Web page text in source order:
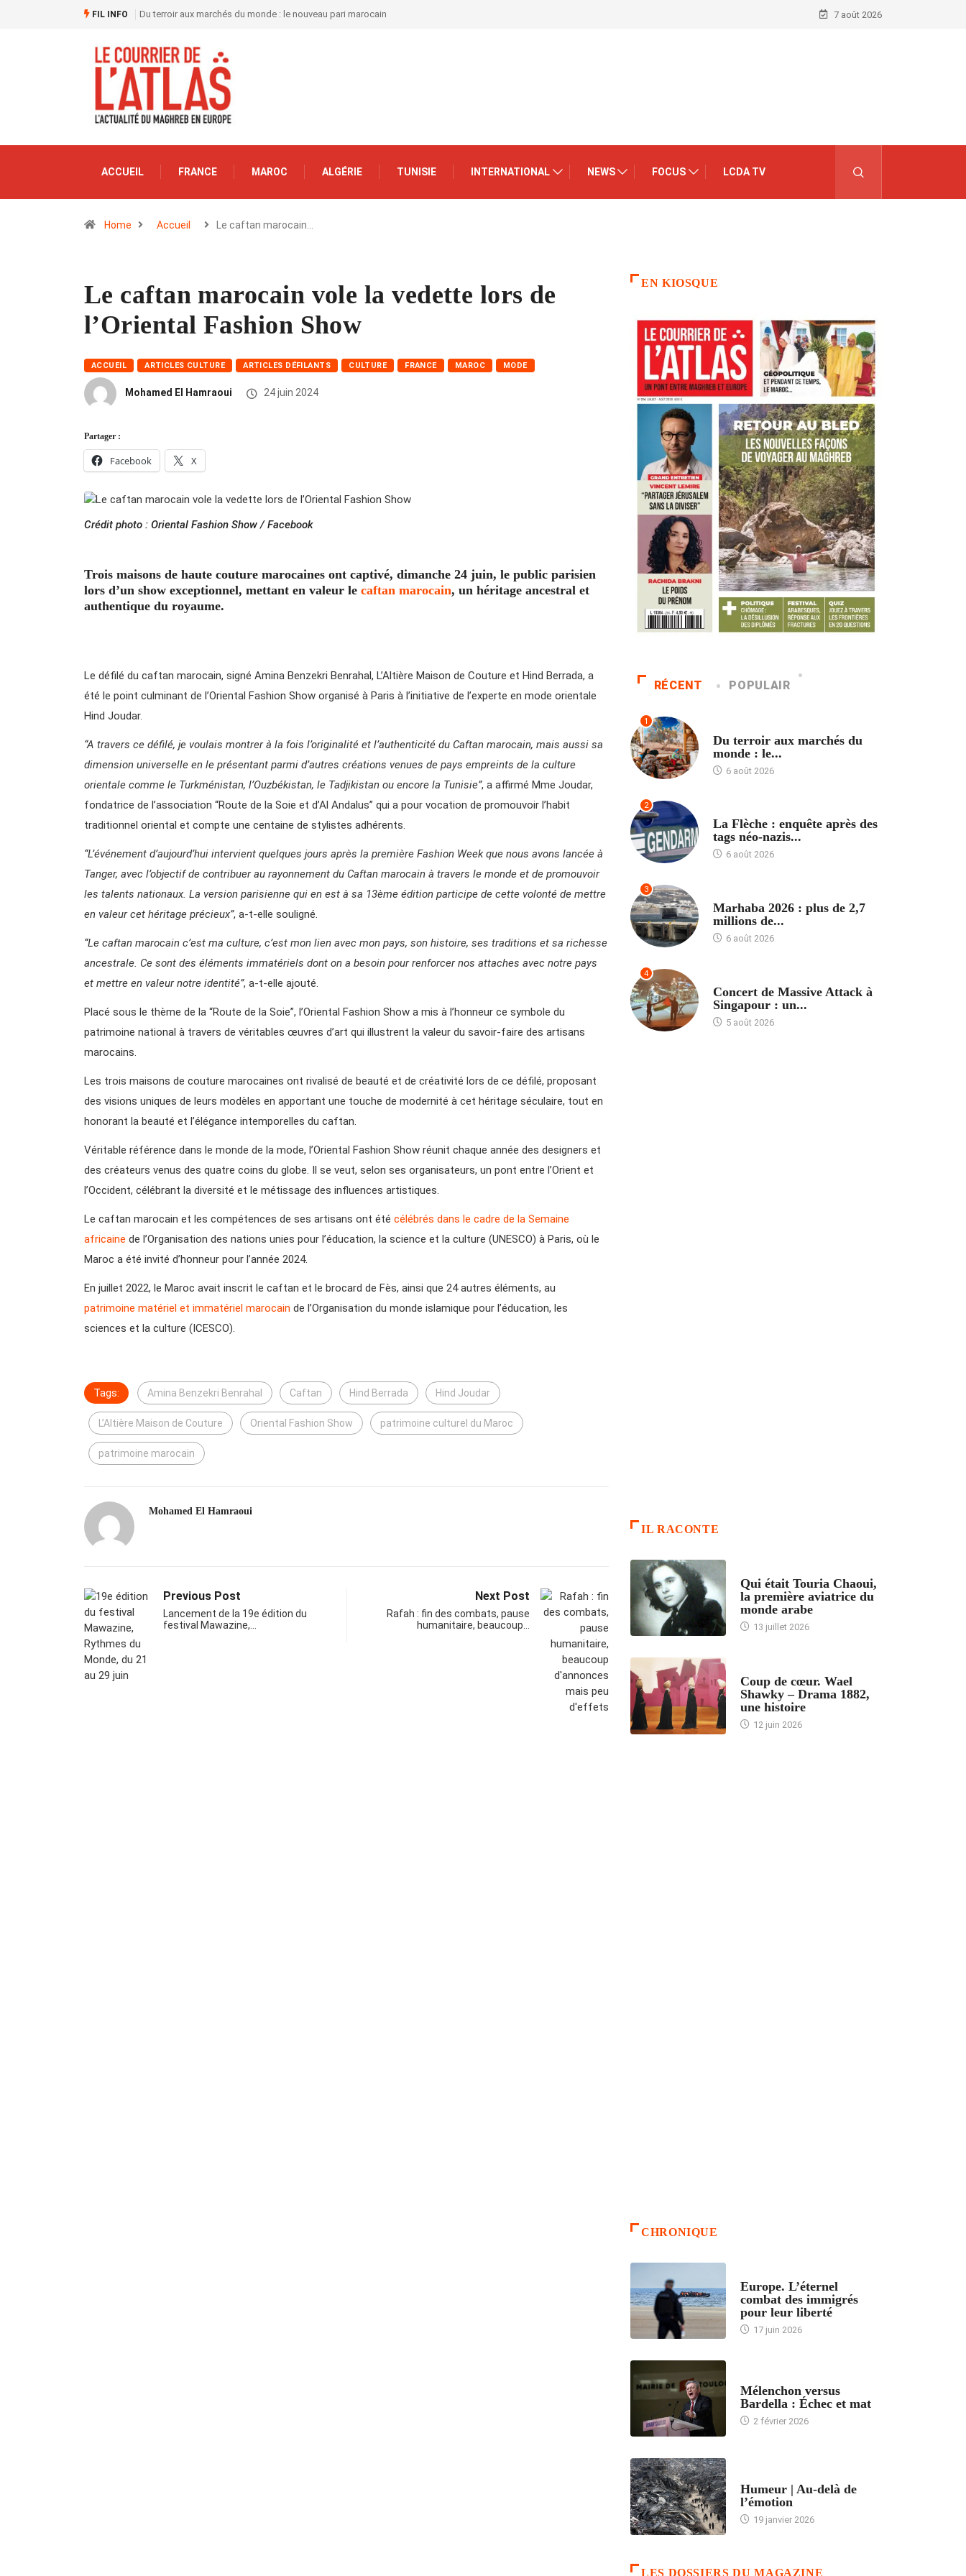
FIL INFO Du terroir aux marchés du monde : le nouveau pari marocain 7 août 2026
ACCUEIL FRANCE MAROC ALGÉRIE TUNISIE INTERNATIONAL NEWS FOCUS LCDA TV
Home Accueil Le caftan marocain…
Le caftan marocain vole la vedette lors de
l’Oriental Fashion Show
ACCUEIL ARTICLES CULTURE ARTICLES DÉFILANTS CULTURE FRANCE MAROC MODE
Mohamed El Hamraoui 24 juin 2024
Partager :
Facebook X
Crédit photo : Oriental Fashion Show / Facebook
Trois maisons de haute couture marocaines ont captivé, dimanche 24 juin, le public parisien
lors d’un show exceptionnel, mettant en valeur le caftan marocain, un héritage ancestral et
authentique du royaume.
Le défilé du caftan marocain, signé Amina Benzekri Benrahal, L’Altière Maison de Couture et Hind Berrada, a
été le point culminant de l’Oriental Fashion Show organisé à Paris à l’initiative de l’experte en mode orientale
Hind Joudar.
“A travers ce défilé, je voulais montrer à la fois l’originalité et l’authenticité du Caftan marocain, mais aussi sa
dimension universelle en le présentant parmi d’autres créations venues de pays empreints de la culture
orientale comme le Turkménistan, l’Ouzbékistan, le Tadjikistan ou encore la Tunisie”, a affirmé Mme Joudar,
fondatrice de l’association “Route de la Soie et d’Al Andalus” qui a pour vocation de promouvoir l’habit
traditionnel oriental et compte une centaine de stylistes adhérents.
“L’événement d’aujourd’hui intervient quelques jours après la première Fashion Week que nous avons lancée à
Tanger, avec l’objectif de contribuer au rayonnement du Caftan marocain à travers le monde et de promouvoir
les talents nationaux. La version parisienne qui en est à sa 13ème édition participe de cette volonté de mettre
en valeur cet héritage précieux”, a-t-elle souligné.
“Le caftan marocain c’est ma culture, c’est mon lien avec mon pays, son histoire, ses traditions et sa richesse
ancestrale. Ce sont des éléments immatériels dont on a besoin pour renforcer nos attaches avec notre pays
et mettre en valeur notre identité”, a-t-elle ajouté.
Placé sous le thème de la “Route de la Soie”, l’Oriental Fashion Show a mis à l’honneur ce symbole du
patrimoine national à travers de véritables œuvres d’art qui illustrent la valeur du savoir-faire des artisans
marocains.
Les trois maisons de couture marocaines ont rivalisé de beauté et de créativité lors de ce défilé, proposant
des visions uniques de leurs modèles en apportant une touche de modernité à cet héritage séculaire, tout en
honorant la beauté et l’élégance intemporelles du caftan.
Véritable référence dans le monde de la mode, l’Oriental Fashion Show réunit chaque année des designers et
des créateurs venus des quatre coins du globe. Il se veut, selon ses organisateurs, un pont entre l’Orient et
l’Occident, célébrant la diversité et le métissage des influences artistiques.
Le caftan marocain et les compétences de ses artisans ont été célébrés dans le cadre de la Semaine
africaine de l’Organisation des nations unies pour l’éducation, la science et la culture (UNESCO) à Paris, où le
Maroc a été invité d’honneur pour l’année 2024.
En juillet 2022, le Maroc avait inscrit le caftan et le brocard de Fès, ainsi que 24 autres éléments, au
patrimoine matériel et immatériel marocain de l’Organisation du monde islamique pour l’éducation, les
sciences et la culture (ICESCO).
Tags: Amina Benzekri Benrahal Caftan Hind Berrada Hind Joudar
L’Altière Maison de Couture Oriental Fashion Show patrimoine culturel du Maroc
patrimoine marocain
Mohamed El Hamraoui
Previous Post
Lancement de la 19e édition du
festival Mawazine,…
Next Post
Rafah : fin des combats, pause
humanitaire, beaucoup…
EN KIOSQUE
RÉCENT POPULAIR
1
Du terroir aux marchés du
monde : le...
6 août 2026
2
La Flèche : enquête après des
tags néo-nazis...
6 août 2026
3
Marhaba 2026 : plus de 2,7
millions de...
6 août 2026
4
Concert de Massive Attack à
Singapour : un...
5 août 2026
IL RACONTE
Qui était Touria Chaoui,
la première aviatrice du
monde arabe
13 juillet 2026
Coup de cœur. Wael
Shawky – Drama 1882,
une histoire
12 juin 2026
CHRONIQUE
Europe. L’éternel
combat des immigrés
pour leur liberté
17 juin 2026
Mélenchon versus
Bardella : Échec et mat
2 février 2026
Humeur | Au-delà de
l’émotion
19 janvier 2026
LES DOSSIERS DU MAGAZINE